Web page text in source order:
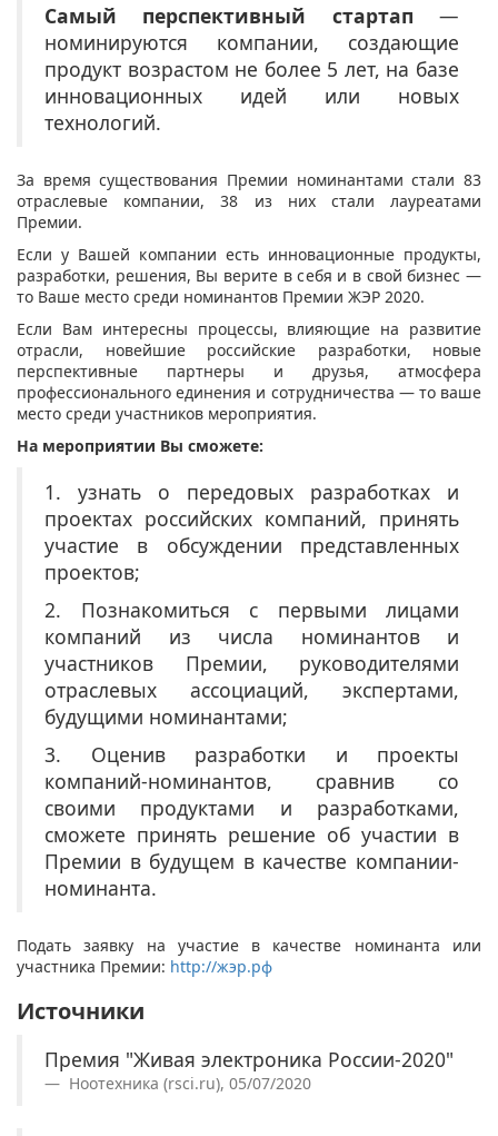
Самый перспективный стартап —
номинируются компании, создающие
продукт возрастом не более 5 лет, на базе
инновационных идей или новых
технологий.
За время существования Премии номинантами стали 83
отраслевые компании, 38 из них стали лауреатами
Премии.
Если у Вашей компании есть инновационные продукты,
разработки, решения, Вы верите в себя и в свой бизнес —
то Ваше место среди номинантов Премии ЖЭР 2020.
Если Вам интересны процессы, влияющие на развитие
отрасли, новейшие российские разработки, новые
перспективные партнеры и друзья, атмосфера
профессионального единения и сотрудничества — то ваше
место среди участников мероприятия.
На мероприятии Вы сможете:
1. узнать о передовых разработках и
проектах российских компаний, принять
участие в обсуждении представленных
проектов;
2. Познакомиться с первыми лицами
компаний из числа номинантов и
участников Премии, руководителями
отраслевых ассоциаций, экспертами,
будущими номинантами;
3. Оценив разработки и проекты
компаний-номинантов, сравнив со
своими продуктами и разработками,
сможете принять решение об участии в
Премии в будущем в качестве компании-
номинанта.
Подать заявку на участие в качестве номинанта или
участника Премии: http://жэр.рф
Источники
Премия "Живая электроника России-2020"
Ноотехника (rsci.ru), 05/07/2020